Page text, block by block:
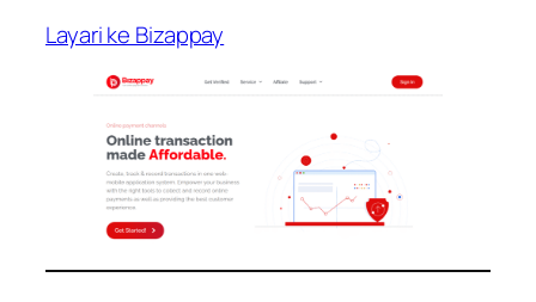
Layari ke Bizappay